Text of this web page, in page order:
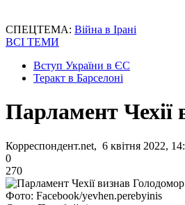
СПЕЦТЕМА: Війна в Ірані
ВСІ ТЕМИ
Вступ України в ЄС
Теракт в Барселоні
Парламент Чехії
Корреспондент.net, 6 квітня 2022,
0
270
Фото: Facebook/yevhen.perebyinis